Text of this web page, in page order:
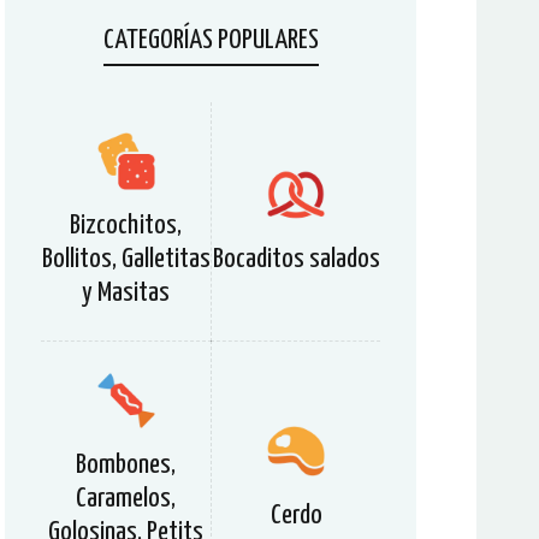
CATEGORÍAS POPULARES
Bizcochitos,
Bollitos, Galletitas
y Masitas
Bocaditos salados
Bombones,
Caramelos,
Golosinas, Petits
Cerdo